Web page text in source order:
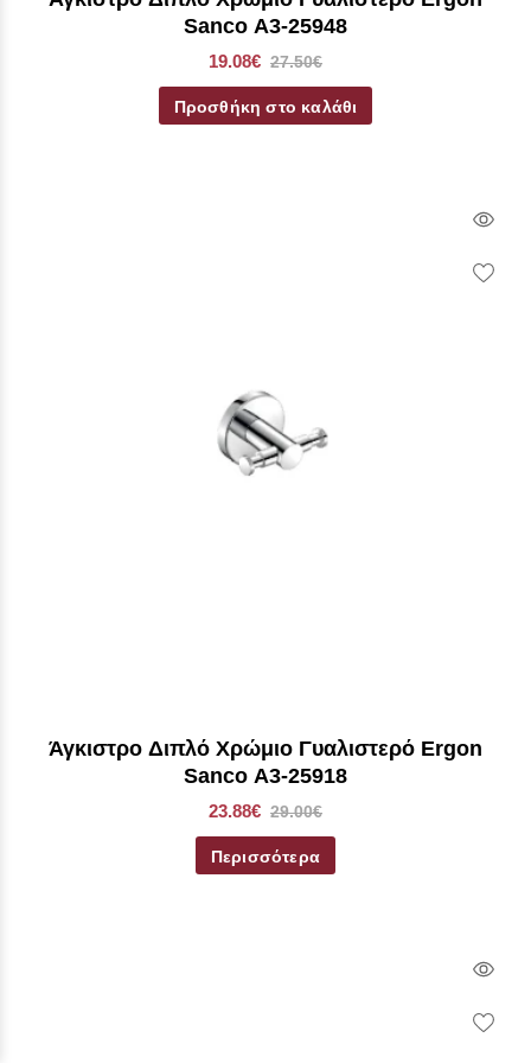
Sanco Α3-25948
19.08€ 27.50€
Προσθήκη στο καλάθι
Άγκιστρο Διπλό Χρώμιο Γυαλιστερό Ergon
Sanco Α3-25918
23.88€ 29.00€
Περισσότερα